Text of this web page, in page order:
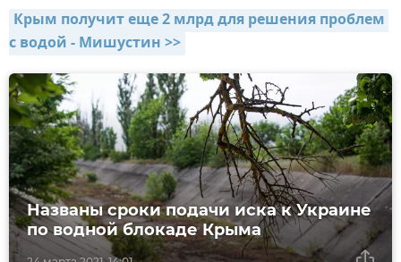
Крым получит еще 2 млрд для решения проблем
с водой - Мишустин >>
Названы сроки подачи иска к Украине
по водной блокаде Крыма